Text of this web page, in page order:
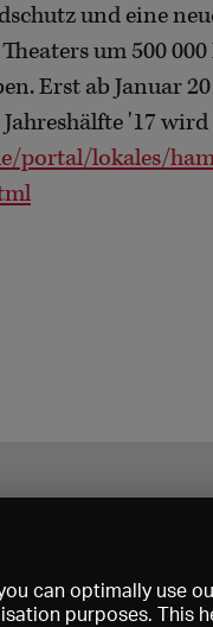
und eine
um 500
Erst ab Januar
'17
portal/lokales/
can optimally use
purposes. This